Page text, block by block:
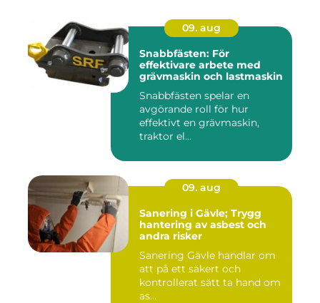
09. aug
Snabbfästen: För
effektivare arbete med
grävmaskin och lastmaskin
Snabbfästen spelar en
avgörande roll för hur
effektivt en grävmaskin,
traktor el...
09. aug
Sanering i Gävle; Trygg
hantering av asbest och
andra risker
Sanering Gävle handlar om
att på ett säkert och
kontrollerat sätt ta hand om
as...